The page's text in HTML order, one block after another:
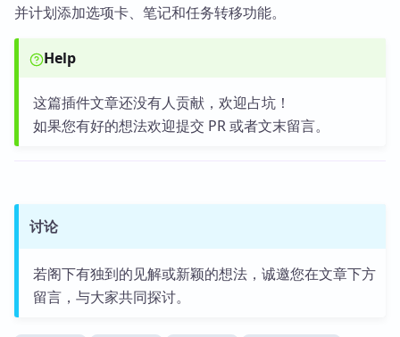
并计划添加选项卡、笔记和任务转移功能。
Help
这篇插件文章还没有人贡献，欢迎占坑！
如果您有好的想法欢迎提交 PR 或者文末留言。
讨论
若阁下有独到的见解或新颖的想法，诚邀您在文章下方
留言，与大家共同探讨。